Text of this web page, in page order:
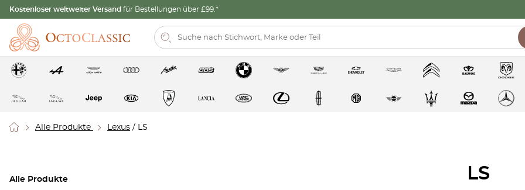
Kostenloser weltweiter Versand für Bestellungen über £99.*
Alle Produkte Lexus / LS
Alle Produkte LS